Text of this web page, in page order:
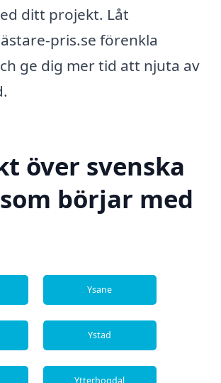
ditt projekt. Låt
pris.se förenkla
ge dig mer tid att njuta av
över svenska
börjar med
Ysane
Ystad
Ytterhogdal